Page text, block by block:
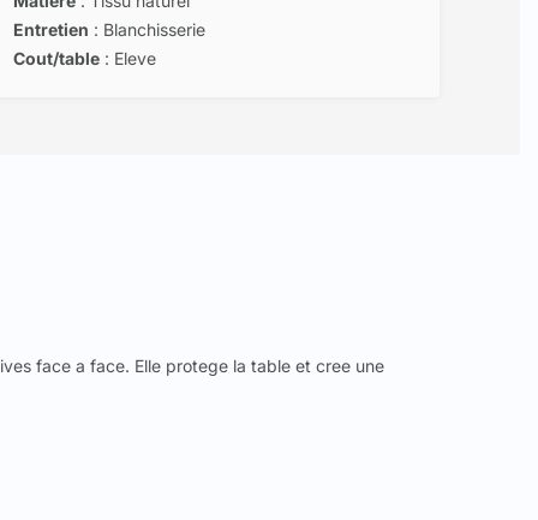
Entretien : Blanchisserie
Cout/table: Eleve
face a face. Elle protege la table et cree une